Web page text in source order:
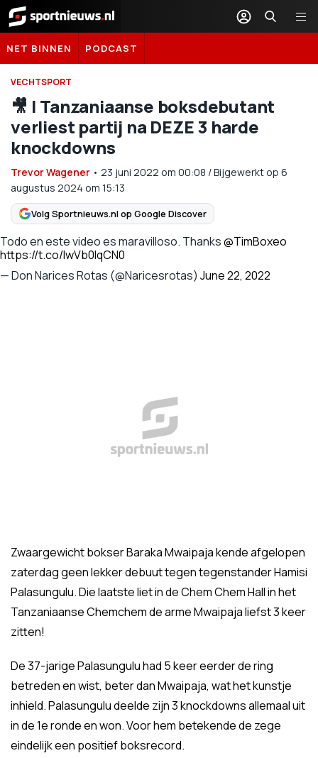
Sportnieuws.nl
NET BINNEN PODCAST
VECHTSPORT
🎥 | Tanzaniaanse boksdebutant
verliest partij na DEZE 3 harde
knockdowns
Trevor Wagener • 23 juni 2022 om 00:08 /Bijgewerkt op 6
augustus 2024 om 15:13
Volg Sportnieuws.nl op Google Discover
Todo en este video es maravilloso. Thanks@TimBoxeo
https://t.co/lwVb0IqCN0
— Don Narices Rotas (@Naricesrotas) June 22, 2022
Zwaargewicht bokser Baraka Mwaipaja kende afgelopen
zaterdag geen lekker debuut tegen tegenstander Hamisi
Palasungulu. Die laatste liet in de Chem Chem Hall in het
Tanzaniaanse Chemchem de arme Mwaipaja liefst 3 keer
zitten!
De 37-jarige Palasungulu had 5 keer eerder de ring
betreden en wist, beter dan Mwaipaja, wat het kunstje
inhield. Palasungulu deelde zijn 3 knockdowns allemaal uit
in de 1e ronde en won. Voor hem betekende de zege
eindelijk een positief boksrecord.